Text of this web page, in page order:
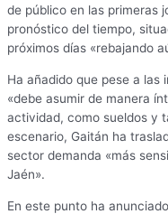
de público en las primeras
pronóstico del tiempo,
próximos días «rebajando
Ha añadido que pese a
«debe asumir de manera
actividad, como sueldos y
escenario, Gaitán ha
sector demanda «más
Jaén».
En este punto ha